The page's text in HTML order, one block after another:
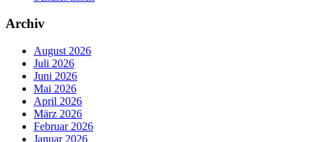
Archiv
August 2026
Juli 2026
Juni 2026
Mai 2026
April 2026
März 2026
Februar 2026
Januar 2026